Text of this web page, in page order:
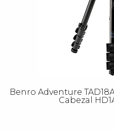
Benro Adventure
Cabezal